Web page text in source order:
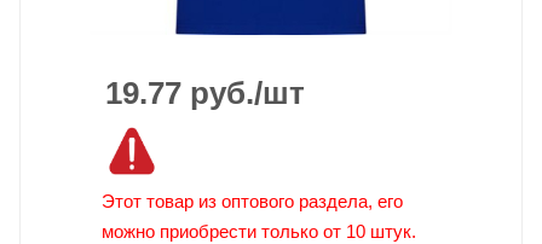
19.77 руб./шт
Этот товар из оптового раздела, его
можно приобрести только от 10 штук.